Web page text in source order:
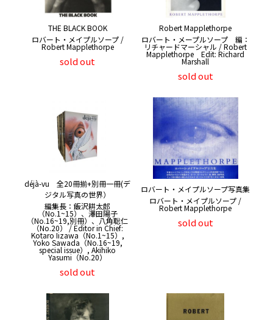
THE BLACK BOOK
ロバート・メイプルソープ /
Robert Mapplethorpe
sold out
Robert Mapplethorpe
ロバート・メープルソープ 編：
リチャードマーシャル / Robert
Mapplethorpe Edit: Richard
Marshall
sold out
déjà-vu 全20冊揃+別冊一冊(デ
ジタル写真の世界）
編集長：飯沢耕太郎
（No.1~15）、澤田陽子
（No.16~19,別冊）、八角聡仁
（No.20） / Editor in Chief:
Kotaro Iizawa（No.1~15）,
Yoko Sawada（No.16~19,
special issue）, Akihiko
Yasumi（No.20）
sold out
ロバート・メイプルソープ写真集
ロバート・メイプルソープ /
Robert Mapplethorpe
sold out